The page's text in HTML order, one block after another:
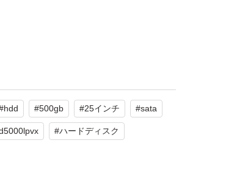
をお付けし、プチプチで巻き、ゆう
します。
ますが、
hdd #500gb #25インチ #sata
#ハードディスク